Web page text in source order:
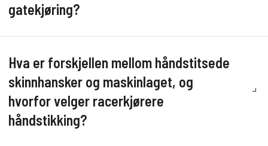
gatekjøring?
Hva er forskjellen mellom håndstitsede
skinnhansker og maskinlaget, og
hvorfor velger racerkjørere
håndstikking?